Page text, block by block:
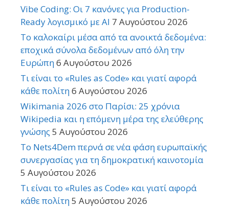
Vibe Coding: Οι 7 κανόνες για Production-
Ready λογισμικό με AI 7 Αυγούστου 2026
Το καλοκαίρι μέσα από τα ανοικτά δεδομένα:
εποχικά σύνολα δεδομένων από όλη την
Ευρώπη6 Αυγούστου 2026
Τι είναι το «Rules as Code» και γιατί αφορά
κάθε πολίτη6 Αυγούστου 2026
Wikimania 2026 στο Παρίσι: 25 χρόνια
Wikipedia και η επόμενη μέρα της ελεύθερης
γνώσης 5 Αυγούστου 2026
Το Nets4Dem περνά σε νέα φάση ευρωπαϊκής
συνεργασίας για τη δημοκρατική καινοτομία
5 Αυγούστου 2026
Τι είναι το «Rules as Code» και γιατί αφορά
κάθε πολίτη5 Αυγούστου 2026